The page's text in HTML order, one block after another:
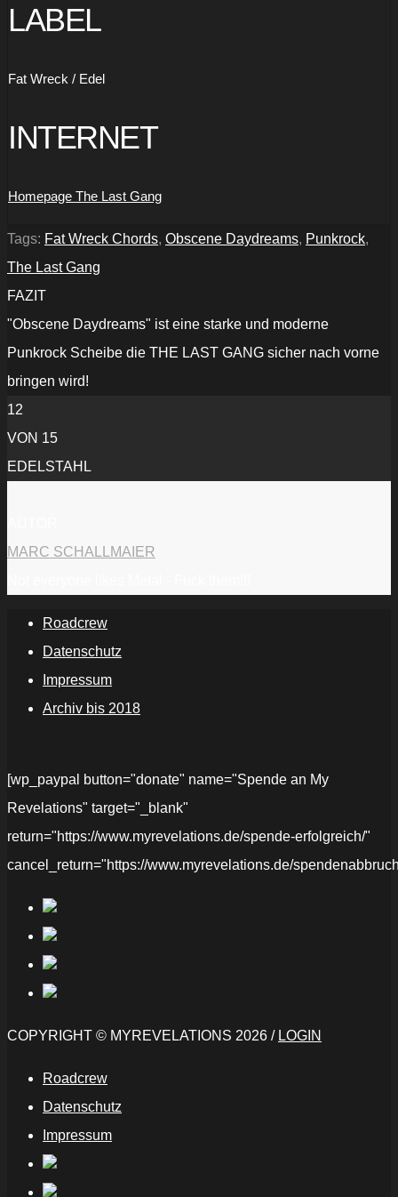
LABEL
Fat Wreck / Edel
INTERNET
Homepage The Last Gang
Tags: Fat Wreck Chords, Obscene Daydreams, Punkrock,
The Last Gang
FAZIT
"Obscene Daydreams" ist eine starke und moderne
Punkrock Scheibe die THE LAST GANG sicher nach vorne
bringen wird!
12
VON 15
EDELSTAHL
MARC SCHALLMAIER
Roadcrew
Datenschutz
Impressum
Archiv bis 2018
[wp_paypal button="donate" name="Spende an My
Revelations" target="_blank"
return="https://www.myrevelations.de/spende-erfolgreich/"
cancel_return="https://www.myrevelations.de/
COPYRIGHT © MYREVELATIONS 2026 / LOGIN
Roadcrew
Datenschutz
Impressum